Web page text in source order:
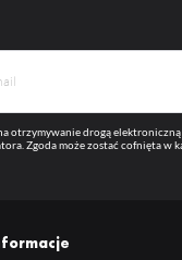
otrzymywanie drogą
Zgoda może zostać cofnięta w